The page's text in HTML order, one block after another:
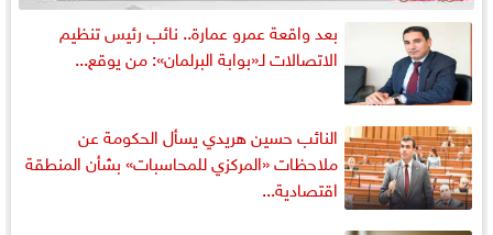
بعد واقعة عمرو عمارة.. نائب رئيس تنظيم
الاتصالات لـ«بوابة البرلمان»: من يوقع...
النائب حسين هريدي يسأل الحكومة عن
ملاحظات «المركزي للمحاسبات» بشأن المنطقة
اقتصادية...